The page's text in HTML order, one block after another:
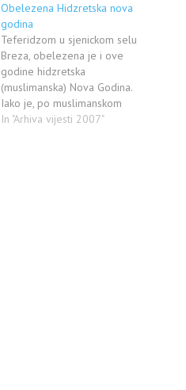
Obelezena Hidzretska nova
godina
Teferidzom u sjenickom selu
Breza, obelezena je i ove
godine hidzretska
(muslimanska) Nova Godina.
Iako je, po muslimanskom
kalendaru, nova 1427.godina
In "Arhiva vijesti 2007"